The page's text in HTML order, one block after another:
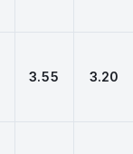
3.55 3.20